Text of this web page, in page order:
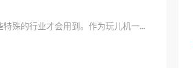
Linux的系统我们平时用的很少，几乎只有在服务器和一些特殊的行业才会用到。作为玩儿机一族，服务器也...